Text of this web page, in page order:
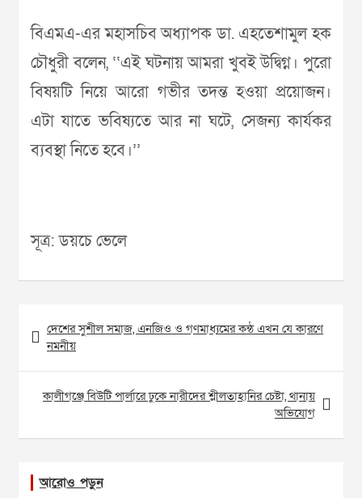
বিএমএ-এর মহাসচিব অধ্যাপক ডা. এহতেশামুল হক
চৌধুরী বলেন, ‘‘এই ঘটনায় আমরা খুবই উদ্বিগ্ন। পুরো
বিষয়টি নিয়ে আরো গভীর তদন্ত হওয়া প্রয়োজন।
এটা যাতে ভবিষ্যতে আর না ঘটে, সেজন্য কার্যকর
ব্যবস্থা নিতে হবে।’’
সূত্র: ডয়চে ভেলে
navigation
দেশের সুশীল সমাজ, এনজিও ও গণমাধ্যমের কন্ঠ এখন যে কারণে
নমনীয়
কালীগঞ্জে বিউটি পার্লারে ঢুকে নারীদের শ্লীলতাহানির চেষ্টা, থানায়
অভিযোগ
আরোও পড়ুন